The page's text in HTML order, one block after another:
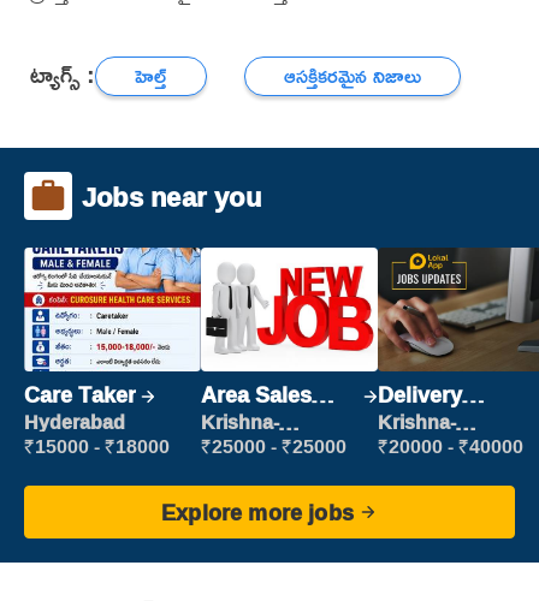
ట్యాగ్స్ : హెల్త్ ఆసక్తికరమైన నిజాలు
Jobs near you
Care Taker
Hyderabad
₹15000 - ₹18000
Area Sales
Manager (Field
Sales)
Krishna-
vijayawada
₹25000 - ₹25000
Delivery
Executive
Krishna-
vijayawada
₹20000 - ₹40000
Explore more jobs